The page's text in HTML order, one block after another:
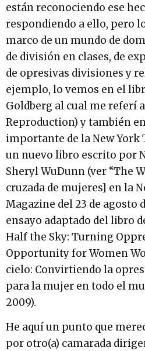
están reconociendo ese
respondiendo a ello, pero
marco de un mundo de
de división en clases, de
de opresivas divisiones y
ejemplo, lo vemos en el
Goldberg al cual me referí
Reproduction) y también
importante de la New York
un nuevo libro escrito por
Sheryl WuDunn (ver “The
cruzada de mujeres] en la
Magazine del 23 de agosto
ensayo adaptado del libro
Half the Sky: Turning
Opportunity for Women
cielo: Convirtiendo la
para la mujer en todo el
2009).
He aquí un punto que
por otro(a) camarada